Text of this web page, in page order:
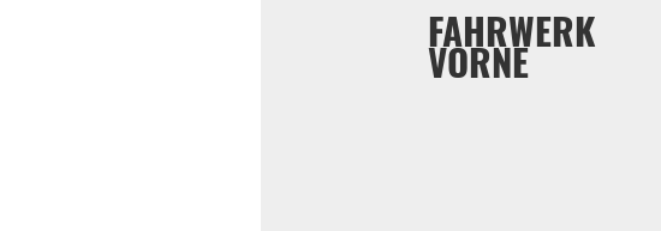
FAHRWERK
VORNE